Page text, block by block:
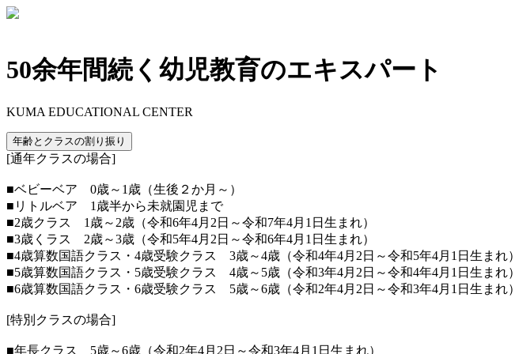
50余年間続く幼児教育のエキスパート
KUMA EDUCATIONAL CENTER
年齢とクラスの割り振り
[通年クラスの場合]
■ベビーベア 0歳～1歳（生後２か月～）
■リトルベア 1歳半から未就園児まで
■2歳クラス 1歳～2歳（令和6年4月2日～令和7年4月1日生まれ）
■3歳くラス 2歳～3歳（令和5年4月2日～令和6年4月1日生まれ）
■4歳算数国語クラス・4歳受験クラス 3歳～4歳（令和4年4月2日～令和5年4月1日生まれ）
■5歳算数国語クラス・5歳受験クラス 4歳～5歳（令和3年4月2日～令和4年4月1日生まれ）
■6歳算数国語クラス・6歳受験クラス 5歳～6歳（令和2年4月2日～令和3年4月1日生まれ）
[特別クラスの場合]
■年長クラス 5歳～6歳（令和2年4月2日～令和3年4月1日生まれ）